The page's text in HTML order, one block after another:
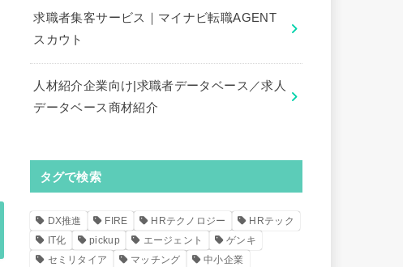
求職者集客サービス｜マイナビ転職AGENT
スカウト
人材紹介企業向け|求職者データベース／求人
データベース商材紹介
タグで検索
DX推進 FIRE HRテクノロジー
HRテック
IT化
pickup エージェント
ゲンキ
セミリタイア
マッチング
中小企業